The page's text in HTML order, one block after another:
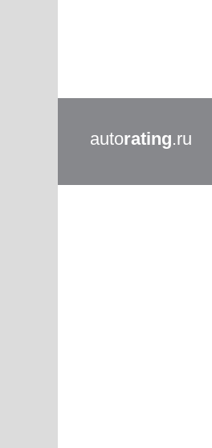
autorating.ru